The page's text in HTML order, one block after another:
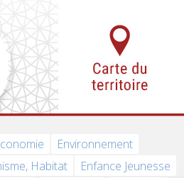
Environnement
Habitat
Enfance Jeunesse